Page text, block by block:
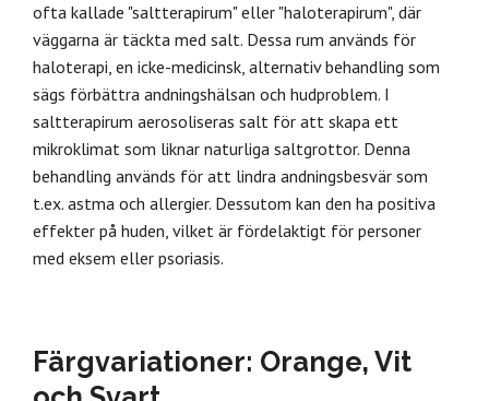
ofta kallade "saltterapirum" eller "haloterapirum", där
väggarna är täckta med salt. Dessa rum används för
haloterapi, en icke-medicinsk, alternativ behandling som
sägs förbättra andningshälsan och hudproblem. I
saltterapirum aerosoliseras salt för att skapa ett
mikroklimat som liknar naturliga saltgrottor. Denna
behandling används för att lindra andningsbesvär som
t.ex. astma och allergier. Dessutom kan den ha positiva
effekter på huden, vilket är fördelaktigt för personer
med eksem eller psoriasis.
Färgvariationer: Orange, Vit